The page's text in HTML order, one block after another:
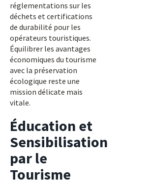
réglementations sur les
déchets et certifications
de durabilité pour les
opérateurs touristiques.
Équilibrer les avantages
économiques du tourisme
avec la préservation
écologique reste une
mission délicate mais
vitale.
Éducation et
Sensibilisation
par le
Tourisme